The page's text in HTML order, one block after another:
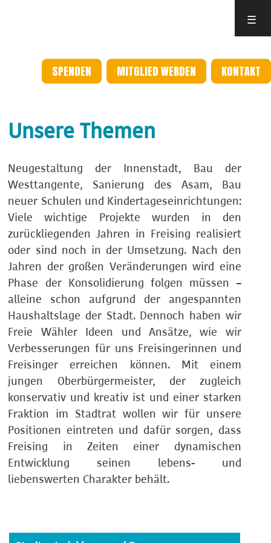
☰
SPENDEN MITGLIED WERDEN KONTAKT
Unsere Themen
Neugestaltung der Innenstadt, Bau der
Westtangente, Sanierung des Asam, Bau
neuer Schulen und Kindertageseinrichtungen:
Viele wichtige Projekte wurden in den
zurückliegenden Jahren in Freising realisiert
oder sind noch in der Umsetzung. Nach den
Jahren der großen Veränderungen wird eine
Phase der Konsolidierung folgen müssen –
alleine schon aufgrund der angespannten
Haushaltslage der Stadt. Dennoch haben wir
Freie Wähler Ideen und Ansätze, wie wir
Verbesserungen für uns Freisingerinnen und
Freisinger erreichen können. Mit einem
jungen Oberbürgermeister, der zugleich
konservativ und kreativ ist und einer starken
Fraktion im Stadtrat wollen wir für unsere
Positionen eintreten und dafür sorgen, dass
Freising in Zeiten einer dynamischen
Entwicklung seinen lebens- und
liebenswerten Charakter behält.